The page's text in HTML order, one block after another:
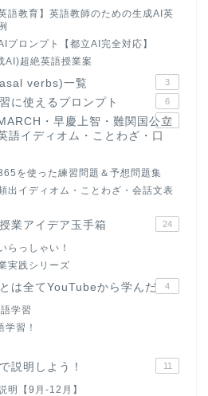
語教育】英語教師のための生成AI英
プロンプト【都立AI完全対応】
AI)超絶英語授業案
verbs)一覧 3
に使えるプロンプト 6
・早慶上智・難関国公立
語イディオム・ことわざ・口
22
を使った練習問題＆予想問題集
出イディオム・ことわざ・会話文表
業アイデア玉手箱 24
らっしゃい！
実践シリーズ
は全てYouTubeから学んだ 4
学習
習！
説明しよう！ 11
明【9月-12月】